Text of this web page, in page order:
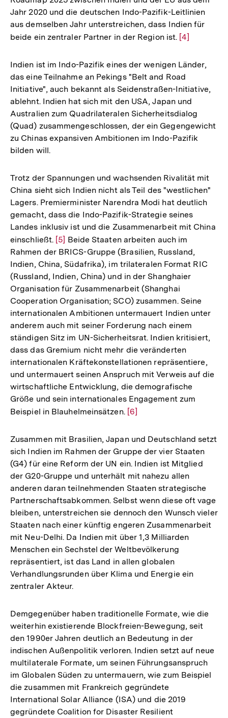
Jahr 2020 und die deutschen Indo-Pazifik-Leitlinien
aus demselben Jahr unterstreichen, dass Indien für
beide ein zentraler Partner in der Region ist. Zur
der
Fußnote
[4]
Indien ist im Indo-Pazifik eines der wenigen Länder,
das eine Teilnahme an Pekings "Belt and Road
Initiative", auch bekannt als Seidenstraßen-Initiative,
ablehnt. Indien hat sich mit den USA, Japan und
Australien zum Quadrilateralen Sicherheitsdialog
(Quad) zusammengeschlossen, der ein Gegengewicht
zu Chinas expansiven Ambitionen im Indo-Pazifik
bilden will.
Trotz der Spannungen und wachsenden Rivalität mit
China sieht sich Indien nicht als Teil des "westlichen"
Lagers. Premierminister Narendra Modi hat deutlich
gemacht, dass die Indo-Pazifik-Strategie seines
Landes inklusiv ist und die Zusammenarbeit mit China
einschließt. Zur
Auflösung
der
Fußnote
[5] Beide Staaten arbeiten auch im
Rahmen der BRICS-Gruppe (Brasilien, Russland,
Indien, China, Südafrika), im trilateralen Format RIC
(Russland, Indien, China) und in der Shanghaier
Organisation für Zusammenarbeit (Shanghai
Cooperation Organisation; SCO) zusammen. Seine
internationalen Ambitionen untermauert Indien unter
anderem auch mit seiner Forderung nach einem
ständigen Sitz im UN-Sicherheitsrat. Indien kritisiert,
dass das Gremium nicht mehr die veränderten
internationalen Kräftekonstellationen repräsentiere,
und untermauert seinen Anspruch mit Verweis auf die
wirtschaftliche Entwicklung, die demografische
Größe und sein internationales Engagement zum
Beispiel in Blauhelmeinsätzen. Zur
der
Fußnote
[6]
Zusammen mit Brasilien, Japan und Deutschland setzt
sich Indien im Rahmen der Gruppe der vier Staaten
(G4) für eine Reform der UN ein. Indien ist Mitglied
der G20-Gruppe und unterhält mit nahezu allen
anderen daran teilnehmenden Staaten strategische
Partnerschaftsabkommen. Selbst wenn diese oft vage
bleiben, unterstreichen sie dennoch den Wunsch vieler
Staaten nach einer künftig engeren Zusammenarbeit
mit Neu-Delhi. Da Indien mit über 1,3 Milliarden
Menschen ein Sechstel der Weltbevölkerung
repräsentiert, ist das Land in allen globalen
Verhandlungsrunden über Klima und Energie ein
zentraler Akteur.
Demgegenüber haben traditionelle Formate, wie die
weiterhin existierende Blockfreien-Bewegung, seit
den 1990er Jahren deutlich an Bedeutung in der
indischen Außenpolitik verloren. Indien setzt auf neue
multilaterale Formate, um seinen Führungsanspruch
im Globalen Süden zu untermauern, wie zum Beispiel
die zusammen mit Frankreich gegründete
International Solar Alliance (ISA) und die 2019
gegründete Coalition for Disaster Resilient